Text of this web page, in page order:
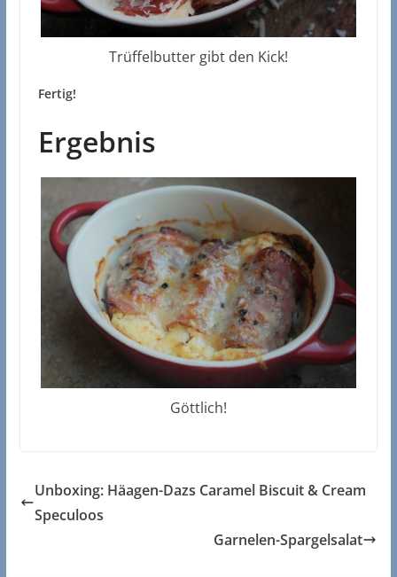
Trüffelbutter gibt den Kick!
Fertig!
Ergebnis
Göttlich!
Unboxing: Häagen-Dazs Caramel Biscuit & Cream
Speculoos
Garnelen-Spargelsalat